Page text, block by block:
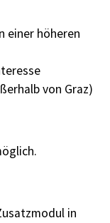
einer höheren
von Graz)
in